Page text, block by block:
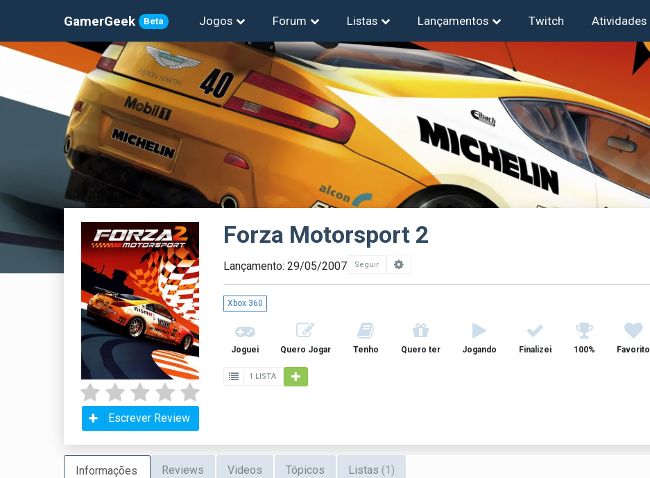
GamerGeek Beta Jogos Forum Listas Lançamentos Twitch Atividades
Escrever Review
Forza Motorsport 2
Lançamento: 29/05/2007 Seguir
Xbox 360
Joguei Quero Jogar Tenho Quero ter Jogando Finalizei 100% Favorito
1 LISTA
Informações Reviews Videos Tópicos Listas (1)